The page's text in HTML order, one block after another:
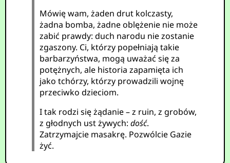
Mówię wam, żaden drut kolczasty,
żadna bomba, żadne oblężenie nie może
zabić prawdy: duch narodu nie zostanie
zgaszony. Ci, którzy popełniają takie
barbarzyństwa, mogą uważać się za
potężnych, ale historia zapamięta ich
jako tchórzy, którzy prowadzili wojnę
przeciwko dzieciom.
I tak rodzi się żądanie – z ruin, z grobów,
z głodnych ust żywych:dość.
Zatrzymajcie masakrę. Pozwólcie Gazie
żyć.